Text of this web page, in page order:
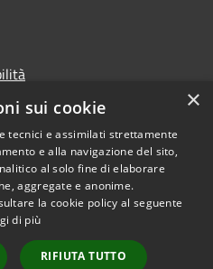
Copyright © 2026 • Comune di
Teramo • Powered by
Municipium• Accesso
×
sui cookie
tecnici e assimilati strettamente
e alla navigazione del sito,
al solo fine di elaborare
aggregate e anonime.
la cookie policy al seguente
di più
RIFIUTA TUTTO